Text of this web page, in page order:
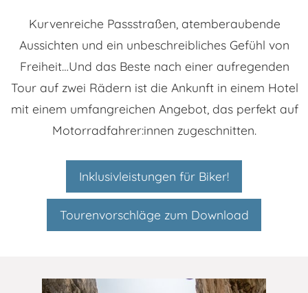
Kurvenreiche Passstraßen, atemberaubende
Aussichten und ein unbeschreibliches Gefühl von
Freiheit…Und das Beste nach einer aufregenden
Tour auf zwei Rädern ist die Ankunft in einem Hotel
mit einem umfangreichen Angebot, das perfekt auf
Motorradfahrer:innen zugeschnitten.
Inklusivleistungen für Biker!
Tourenvorschläge zum Download